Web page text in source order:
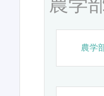
農学
農学